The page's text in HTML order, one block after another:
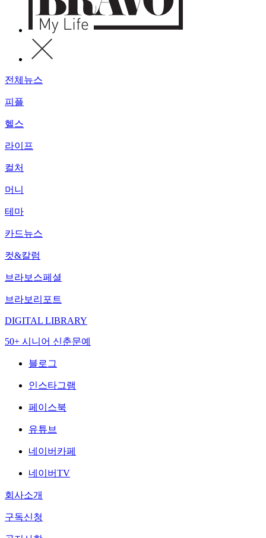
전체뉴스
피플
헬스
라이프
컬처
머니
테마
카드뉴스
컷&칼럼
브라보스페셜
브라보리포트
DIGITAL LIBRARY
50+ 시니어 신춘문예
블로그
인스타그램
페이스북
유튜브
네이버카페
네이버TV
회사소개
구독신청